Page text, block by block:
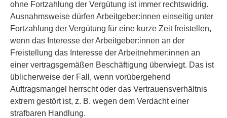
ohne Fortzahlung der Vergütung ist immer rechtswidrig.
Ausnahmsweise dürfen Arbeitgeber:innen einseitig unter
Fortzahlung der Vergütung für eine kurze Zeit freistellen,
wenn das Interesse der Arbeitgeber:innen an der
Freistellung das Interesse der Arbeitnehmer:innen an
einer vertragsgemäßen Beschäftigung überwiegt. Das ist
üblicherweise der Fall, wenn vorübergehend
Auftragsmangel herrscht oder das Vertrauensverhältnis
extrem gestört ist, z. B. wegen dem Verdacht einer
strafbaren Handlung.